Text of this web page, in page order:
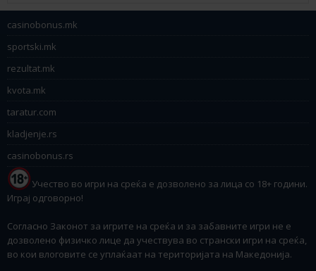
casinobonus.mk
sportski.mk
rezultat.mk
kvota.mk
taratur.com
kladjenje.rs
casinobonus.rs
Учество во игри на среќа е дозволено за лица со 18+ години.
Играј одговорно!
Согласно Законот за игрите на среќа и за забавните игри не е
дозволено физичко лице да учествува во странски игри на среќа,
во кои влоговите се уплаќаат на територијата на Македонија.